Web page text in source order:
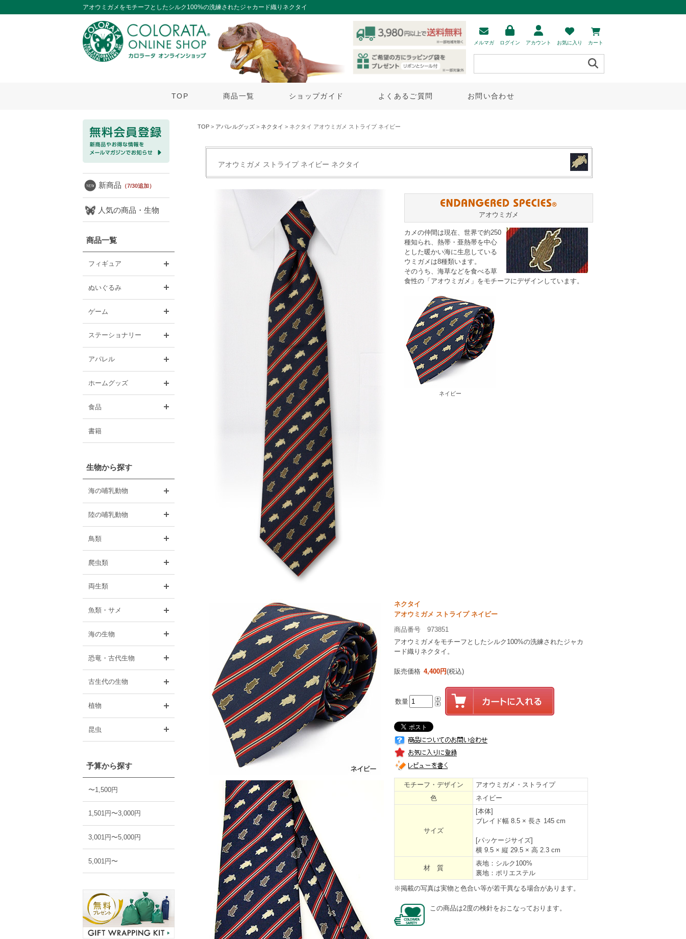
アオウミガメをモチーフとしたシルク100%の洗練されたジャカード織りネクタイ
メルマガ ログイン アカウント お気に入り カート
TOP 商品一覧 ショップガイド よくあるご質問 お問い合わせ
新商品 （7/30追加）
人気の商品・生物
商品一覧
フィギュア
ぬいぐるみ
ゲーム
ステーショナリー
アパレル
ホームグッズ
食品
書籍
生物から探す
海の哺乳動物
陸の哺乳動物
鳥類
爬虫類
両生類
魚類・サメ
海の生物
恐竜・古代生物
古生代の生物
植物
昆虫
予算から探す
〜1,500円
1,501円〜3,000円
3,001円〜5,000円
5,001円〜
TOP > アパレルグッズ > ネクタイ > ネクタイ アオウミガメ ストライプ ネイビー
アオウミガメ ストライプ ネイビー ネクタイ
アオウミガメ
カメの仲間は現在、世界で約250
種知られ、熱帯・亜熱帯を中心
とした暖かい海に生息している
ウミガメ は8種類います。
そのうち、海草などを食べる草
食性の「 アオウミガメ 」をモチーフにデザインしています。
ネイビー
ネクタイ
アオウミガメ ストライプ ネイビー
商品番号 973851
アオウミガメをモチーフとしたシルク100%の洗練されたジャカ
ード織りネクタイ。
販売価格 4,400円(税込)
数量
モチーフ・デザイン
アオウミガメ・ストライプ
色
ネイビー
サイズ
[本体]
ブレイド幅 8.5 × 長さ 145 cm
[パッケージサイズ]
横 9.5 × 縦 29.5 × 高 2.3 cm
材 質
表地：シルク100%
裏地：ポリエステル
※掲載の写真は実物と色合い等が若干異なる場合があります。
この商品は2度の検針をおこなっております。